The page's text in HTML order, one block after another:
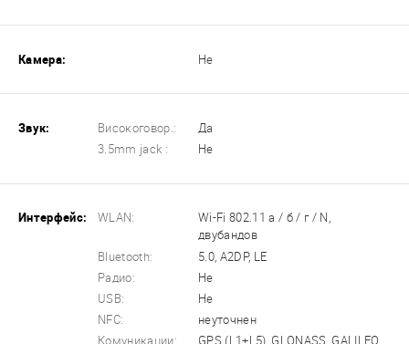
Камера: Не
Звук: Високоговор.:
Да
3.5mm jack :
Не
Интерфейс: WLAN:
Wi-Fi 802.11 а / б / г / N,
двубандов
Bluetooth:
5.0, A2DP, LE
Радио:
Не
USB:
Не
NFC:
неуточнен
Комуникации:
GPS (L1+L5), GLONASS, GALILEO,